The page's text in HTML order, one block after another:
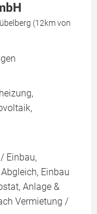
(12km von
Einbau,
Einbau
Anlage &
Vermietung /